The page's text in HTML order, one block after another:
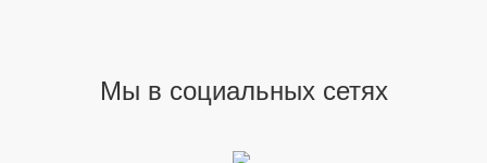
Мы в социальных сетях